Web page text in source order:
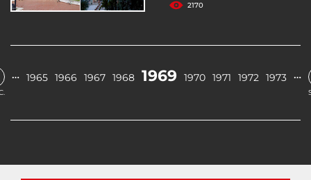
2170
… 1965 1966 1967 1968 1969 1970 1971 1972 1973 …